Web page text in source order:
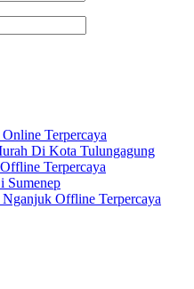
Terpercaya
Di Kota Tulungagung
Terpercaya
Sumenep
Offline Terpercaya